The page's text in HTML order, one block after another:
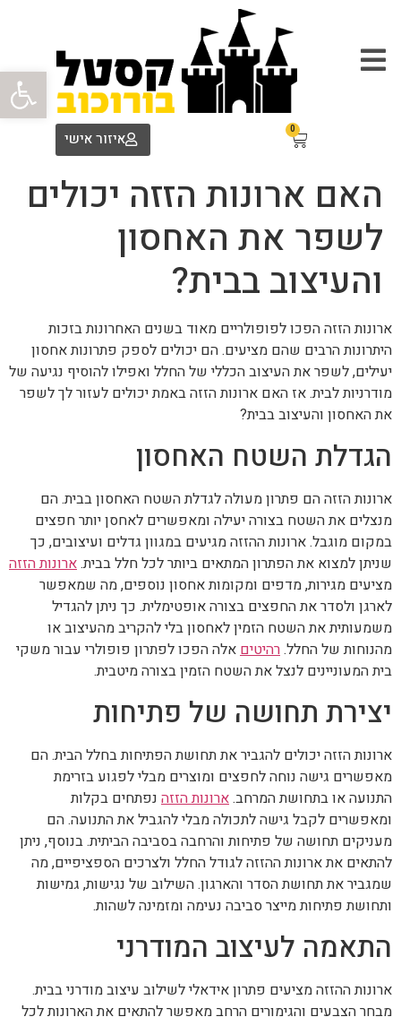
פתח
0
איזור אישי
האם ארונות הזזה יכולים
לשפר את האחסון
והעיצוב בבית?
ארונות הזזה הפכו לפופולריים מאוד בשנים האחרונות בזכות
היתרונות הרבים שהם מציעים. הם יכולים לספק פתרונות אחסון
יעילים, לשפר את העיצוב הכללי של החלל ואפילו להוסיף נגיעה של
מודרניות לבית. אז האם ארונות הזזה באמת יכולים לעזור לך לשפר
את האחסון והעיצוב בבית?
הגדלת השטח האחסון
ארונות הזזה הם פתרון מעולה לגדלת השטח האחסון בבית. הם
מנצלים את השטח בצורה יעילה ומאפשרים לאחסן יותר חפצים
במקום מוגבל. ארונות ההזזה מגיעים במגוון גדלים ועיצובים, כך
שניתן למצוא את הפתרון המתאים ביותר לכל חלל בבית.ארונות הזזה
מציעים מגירות, מדפים ומקומות אחסון נוספים, מה שמאפשר
לארגן ולסדר את החפצים בצורה אופטימלית. כך ניתן להגדיל
משמעותית את השטח הזמין לאחסון בלי להקריב מהעיצוב או
מהנוחות של החלל.רהיטים אלה הפכו לפתרון פופולרי עבור משקי
בית המעוניינים לנצל את השטח הזמין בצורה מיטבית.
יצירת תחושה של פתיחות
ארונות הזזה יכולים להגביר את תחושת הפתיחות בחלל הבית. הם
מאפשרים גישה נוחה לחפצים ומוצרים מבלי לפגוע בזרימת
התנועה או בתחושת המרחב.ארונות הזזה נפתחים בקלות
ומאפשרים לקבל גישה לתכולה מבלי להגביל את התנועה. הם
מעניקים תחושה של פתיחות והרחבה בסביבה הביתית. בנוסף, ניתן
להתאים את ארונות ההזזה לגודל החלל ולצרכים הספציפיים, מה
שמגביר את תחושת הסדר והארגון. השילוב של נגישות, גמישות
ותחושת פתיחות מייצר סביבה נעימה ומזמינה לשהות.
התאמה לעיצוב המודרני
ארונות ההזזה מציעים פתרון אידאלי לשילוב עיצוב מודרני בבית.
מבחר הצבעים והגימורים הרחב מאפשר להתאים את הארונות לכל